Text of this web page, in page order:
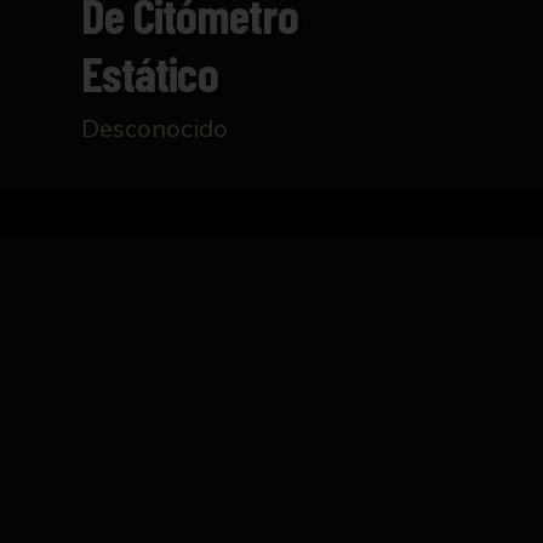
De Citómetro
Estático
Desconocido